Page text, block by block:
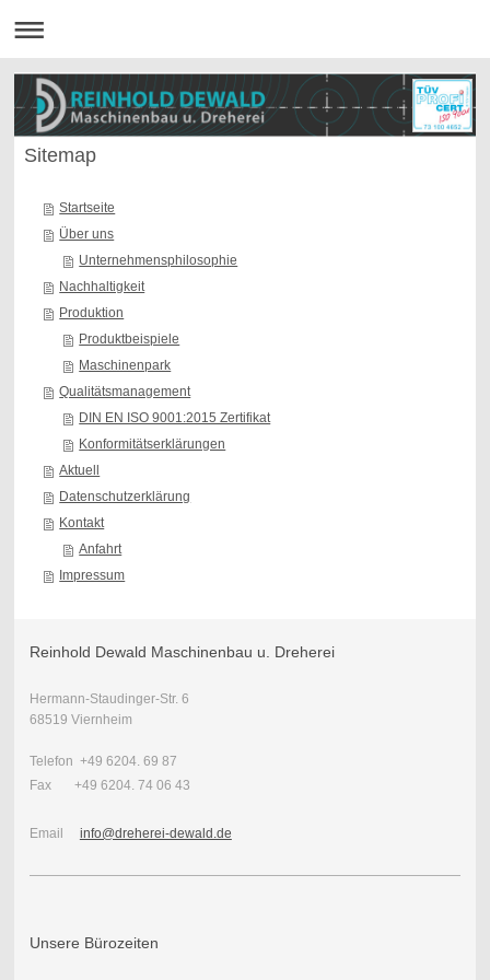
Sitemap
Startseite
Über uns
Unternehmensphilosophie
Nachhaltigkeit
Produktion
Produktbeispiele
Maschinenpark
Qualitätsmanagement
DIN EN ISO 9001:2015 Zertifikat
Konformitätserklärungen
Aktuell
Datenschutzerklärung
Kontakt
Anfahrt
Impressum
Reinhold Dewald Maschinenbau u. Dreherei
Hermann-Staudinger-Str. 6
68519 Viernheim
Telefon +49 6204. 69 87
Fax +49 6204. 74 06 43
Email info@dreherei-dewald.de
Unsere Bürozeiten